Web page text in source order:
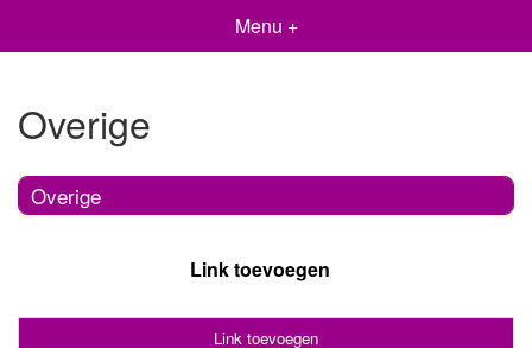
Menu +
Overige
Overige
Link toevoegen
Link toevoegen